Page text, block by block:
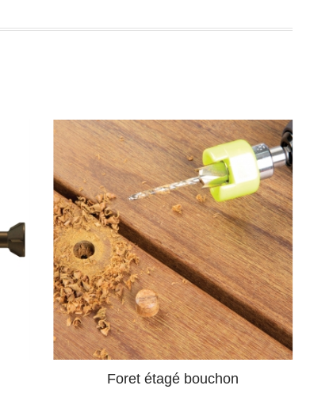
Foret étagé bouchon